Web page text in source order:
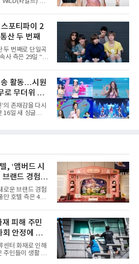
2025-2026',
'2026 어썸뮤직
2026', '2026
이 붙은 콘셉트 포
야성적인 면모가
와 푸른빛·금빛·
인 분위기를 자
게 뒤섞인 멀티컬
메이크업이 낯설
다.스타일링 역
들은 각기 다른 개
포티파이 2
산 두 번째
두 번째로 단일곡
사 측은 29일 “코
폼 스포티파이에
회를 돌파했
10개월 만이다.
동일 음반에 수
약 9개월 만인 지
았다. 이는 최근 5
최단기 2억 달성
만원” 등 멤버들
활동…시원
로 무더위 사
의 존재감을 다시
16일 새 싱글
가요' 등 주요 음
포먼스를 펼쳤다.
거리를 선사했다.
웨어부터 청량한
결을 연상시키는
타일링까지 각기
은 다채로운 여름
, ‘앰버드 시
랜드 경험 선
로운 브랜드 경험
만 호텔 측은 4일
트의 공간 ‘앰버드
새롭게 선보인
만 호텔은 로비
앰버드의 세계
앰버드가 우주여
시한 '앰버드 플래
플라워 연출로 사
피해 주민
회 안정에 총
센터 화재로 인해
주민들이 생활 터